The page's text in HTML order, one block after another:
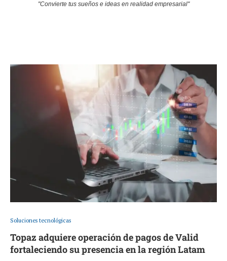
"Convierte tus sueños e ideas en realidad empresarial"
Soluciones tecnológicas
Topaz adquiere operación de pagos de Valid
fortaleciendo su presencia en la región Latam